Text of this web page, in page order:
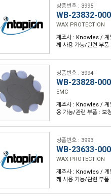
상품번호 : 3995
WB-23832-000
WAX PROTECTION
제조사 : Knowles / 계
께 사용 가능/관련 부품
상품번호 : 3994
WB-23828-000
EMC
제조사 : Knowles / 계
용 가능/관련 부품 : 보청
상품번호 : 3993
WB-23633-000
WAX PROTECTION
제조사 : Knowles / 계
께 사용 가능/관련 부품